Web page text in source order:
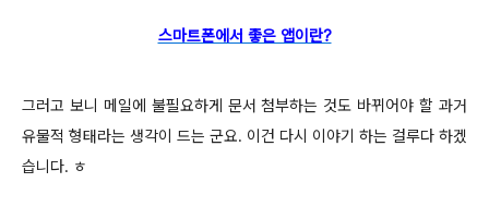
스마트폰에서 좋은 앱이란?
그러고 보니 메일에 불필요하게 문서 첨부하는 것도 바뀌어야 할 과거
유물적 형태라는 생각이 드는 군요. 이건 다시 이야기 하는 걸루다 하겠
습니다. ㅎ